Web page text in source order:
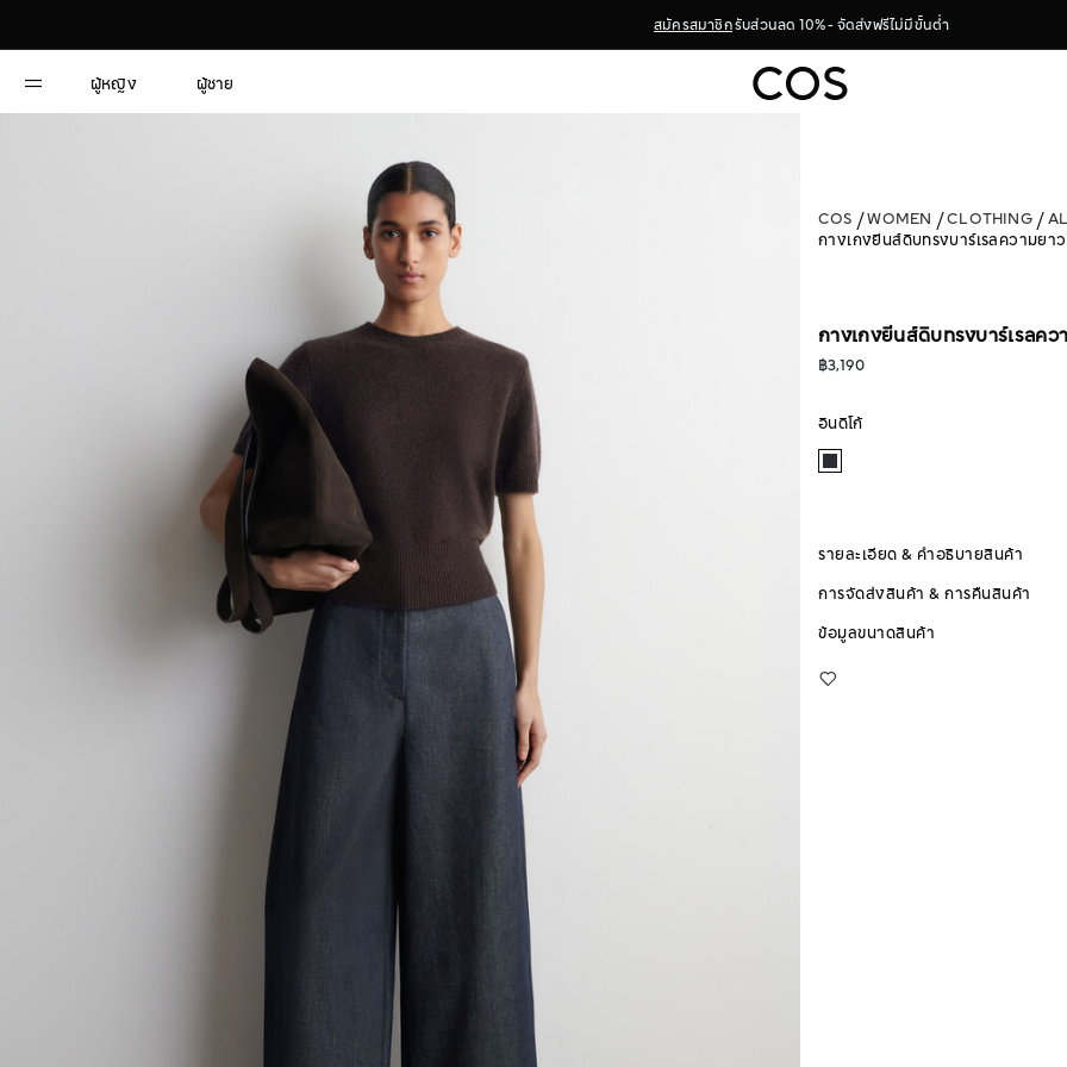
สมัครสมาชิกรับส่วนลด 10% - จัดส่งฟรีไม่มีขั้นต่ำ
ผู้หญิง ผู้ชาย
COS WOMEN CLOTHING
กางเกงยีนส์ดิบทรงบาร์เรลความยา
กางเกงยีนส์ดิบทรงบาร์เรลค
฿3,190
อินดิโก้
รายละเอียด & คำอธิบายสินค้า
การจัดส่งสินค้า & การคืนสินค้า
ข้อมูลขนาดสินค้า